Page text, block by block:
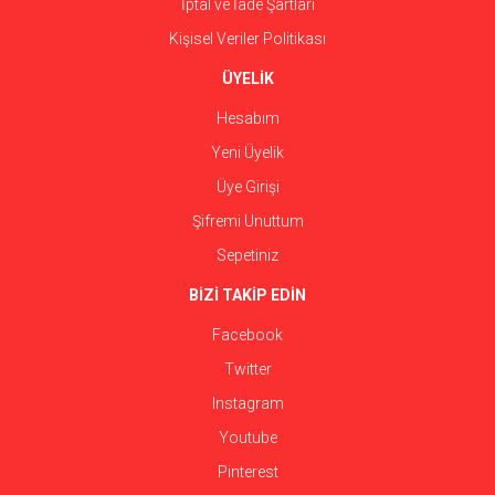
İptal ve İade Şartları
Kişisel Veriler Politikası
ÜYELİK
Hesabım
Yeni Üyelik
Üye Girişi
Şifremi Unuttum
Sepetiniz
BİZİ TAKİP EDİN
Facebook
Twitter
Instagram
Youtube
Pinterest